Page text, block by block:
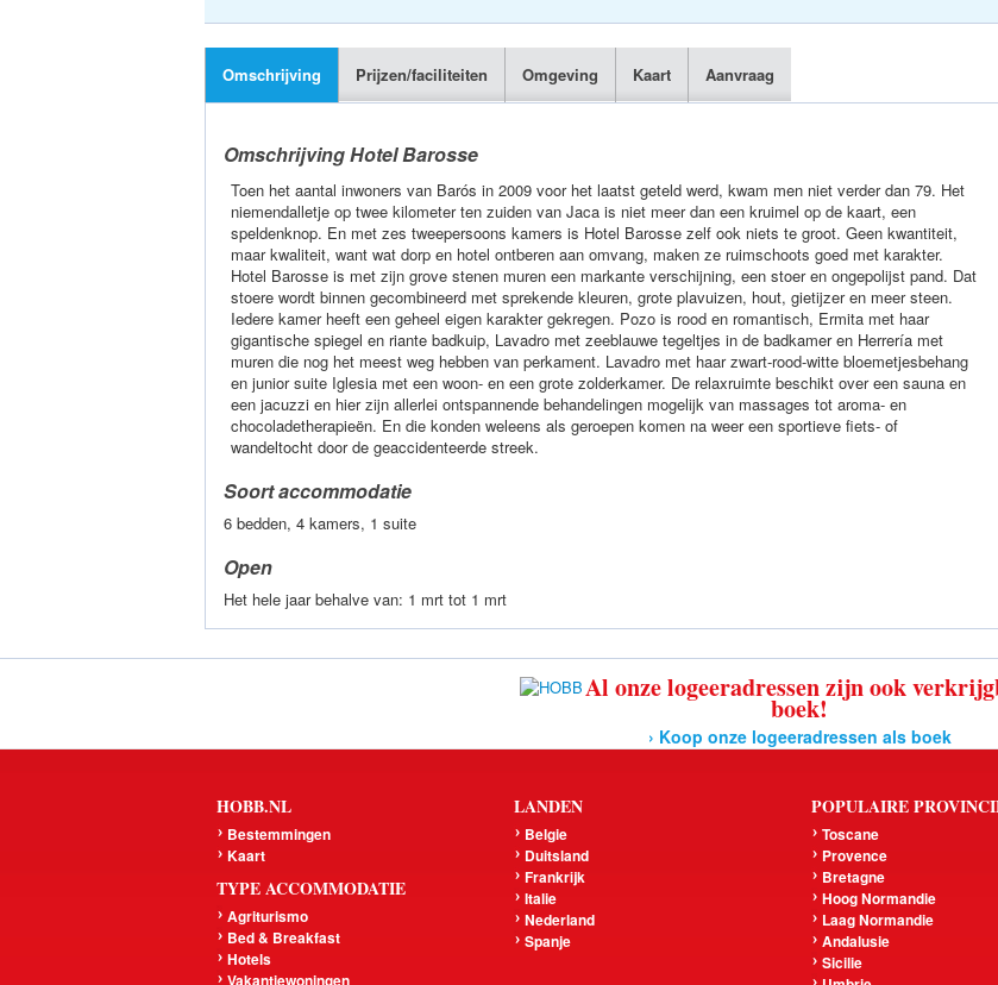
Omschrijving Prijzen/faciliteiten Omgeving Kaart Aanvraag
Omschrijving Hotel Barosse
Toen het aantal inwoners van Barós in 2009 voor het laatst geteld werd, kwam men niet verder dan 79. Het
niemendalletje op twee kilometer ten zuiden van Jaca is niet meer dan een kruimel op de kaart, een
speldenknop. En met zes tweepersoons kamers is Hotel Barosse zelf ook niets te groot. Geen kwantiteit,
maar kwaliteit, want wat dorp en hotel ontberen aan omvang, maken ze ruimschoots goed met karakter.
Hotel Barosse is met zijn grove stenen muren een markante verschijning, een stoer en ongepolijst pand. Dat
stoere wordt binnen gecombineerd met sprekende kleuren, grote plavuizen, hout, gietijzer en meer steen.
Iedere kamer heeft een geheel eigen karakter gekregen. Pozo is rood en romantisch, Ermita met haar
gigantische spiegel en riante badkuip, Lavadro met zeeblauwe tegeltjes in de badkamer en Herrería met
muren die nog het meest weg hebben van perkament. Lavadro met haar zwart-rood-witte bloemetjesbehang
en junior suite Iglesia met een woon- en een grote zolderkamer. De relaxruimte beschikt over een sauna en
een jacuzzi en hier zijn allerlei ontspannende behandelingen mogelijk van massages tot aroma- en
chocoladetherapieën. En die konden weleens als geroepen komen na weer een sportieve fiets- of
wandeltocht door de geaccidenteerde streek.
Soort accommodatie
6 bedden, 4 kamers, 1 suite
Open
Het hele jaar behalve van: 1 mrt tot 1 mrt
Al onze logeeradressen zijn ook
boek!
› Koop onze logeeradressen als boek
HOBB.NL
Bestemmingen
Kaart
TYPE ACCOMMODATIE
Agriturismo
Bed & Breakfast
Hotels
Vakantiewoningen
LANDEN
Belgie
Duitsland
Frankrijk
Italie
Nederland
Spanje
POPULAIRE
Toscane
Provence
Bretagne
Hoog Normandie
Laag Normandie
Andalusie
Sicilie